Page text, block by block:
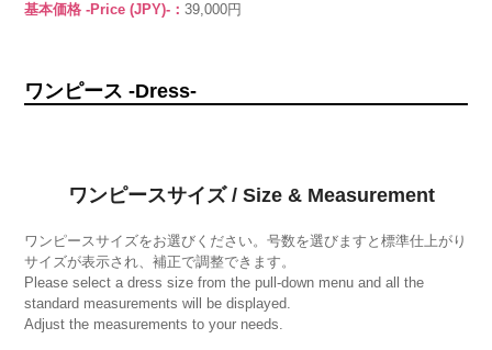
基本価格 -Price (JPY)-：39,000円
ワンピース -Dress-
ワンピースサイズ / Size & Measurement
ワンピースサイズをお選びください。号数を選びますと標準仕上がり
サイズが表示され、補正で調整できます。
Please select a dress size from the pull-down menu and all the
standard measurements will be displayed.
Adjust the measurements to your needs.